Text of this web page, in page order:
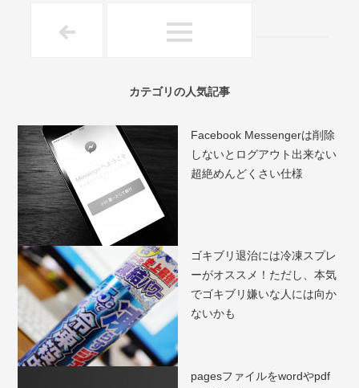
カテゴリの人気記事
Facebook Messengerは削除
しないとログアウト出来ない
超絶めんどくさい仕様
ゴキブリ退治には冷凍スプレ
ーがオススメ！ただし、本気
でゴキブリ嫌いな人には向か
ないかも
pagesファイルをwordやpdf